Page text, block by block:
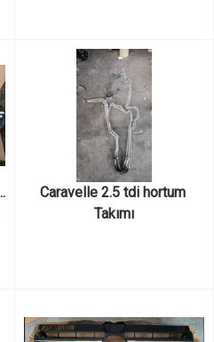
MOTORDAN
Caravelle 2.5 tdi hortum
Takımı